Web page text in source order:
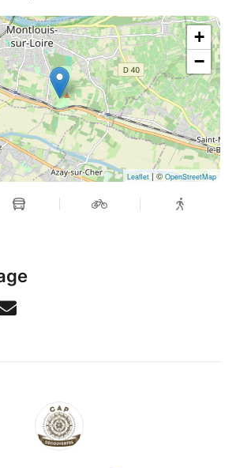
+
−
Leaflet | © OpenStreetMap